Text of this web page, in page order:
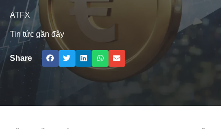
ATFX
Tin tức gần đây
Share